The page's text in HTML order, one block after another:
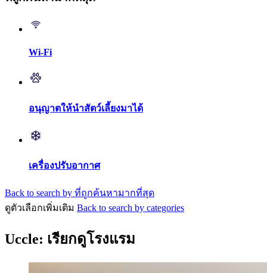
Wi-Fi
อนุญาตให้นำสัตว์เลี้ยงมาได้
เครื่องปรับอากาศ
Back to search by ที่ถูกค้นหามากที่สุด
ดูตัวเลือกเพิ่มเติม Back to search by categories
Uccle: เรียกดูโรงแรม